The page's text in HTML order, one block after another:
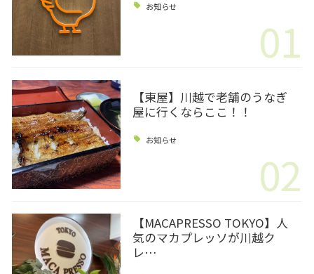
お知らせ
01
【東屋】川越で老舗のうなぎ
屋に行くならここ！！
お知らせ
02
【MACAPRESSO TOKYO】人
気のマカプレッソが川越ク
レ…